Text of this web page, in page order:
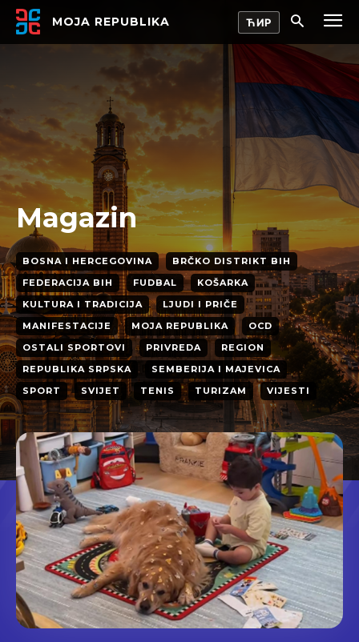
MOJA REPUBLIKA
Magazin
BOSNA I HERCEGOVINA
BRČKO DISTRIKT BIH
FEDERACIJA BIH
FUDBAL
KOŠARKA
KULTURA I TRADICIJA
LJUDI I PRIČE
MANIFESTACIJE
MOJA REPUBLIKA
OCD
OSTALI SPORTOVI
PRIVREDA
REGION
REPUBLIKA SRPSKA
SEMBERIJA I MAJEVICA
SPORT
SVIJET TENIS TURIZAM VIJESTI